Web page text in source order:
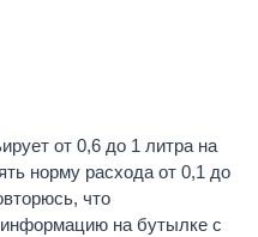
от 0,6 до 1 литра на
норму расхода от 0,1 до
что
на бутылке с